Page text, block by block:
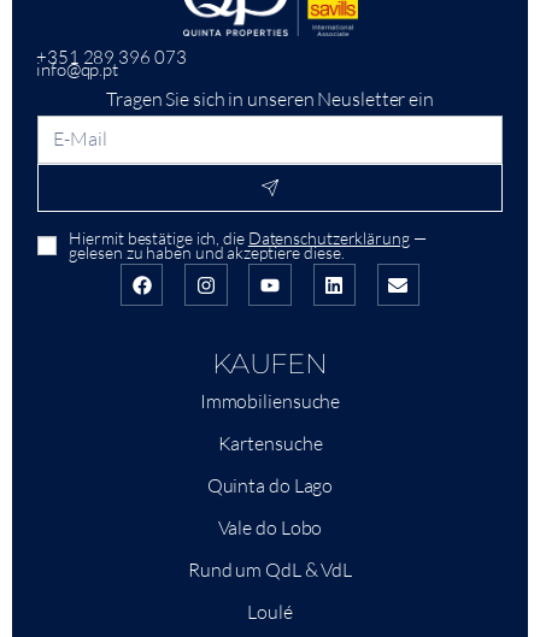
+351 289 396 073
info@qp.pt
Tragen Sie sich in unseren Neusletter ein
Hiermit bestätige ich, die Datenschutzerklärung—
gelesen zu haben und akzeptiere diese.
KAUFEN
Immobiliensuche
Kartensuche
Quinta do Lago
Vale do Lobo
Rund um QdL & VdL
Loulé